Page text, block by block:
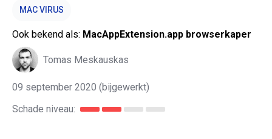
MAC VIRUS
Ook bekend als: MacAppExtension.app browserkaper
Tomas Meskauskas
09 september 2020 (bijgewerkt)
Schade niveau: